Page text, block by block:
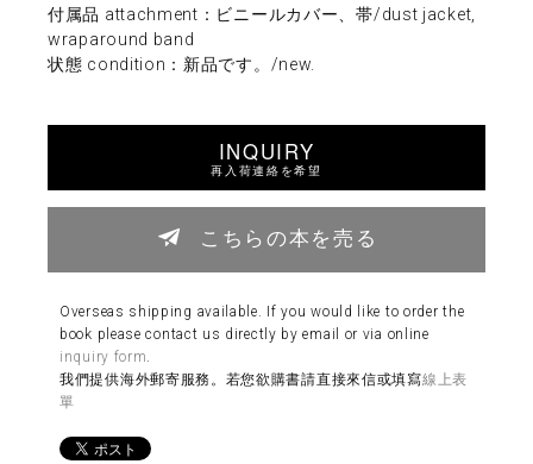
付属品 attachment：ビニールカバー、帯/dust jacket,
wraparound band
状態 condition：新品です。/new.
INQUIRY
再入荷連絡を希望
こちらの本を売る
Overseas shipping available. If you would like to order the
book please contact us directly by email or via online
inquiry form
我們提供海外郵寄服務。若您欲購書請直接來信或填寫線上表
單